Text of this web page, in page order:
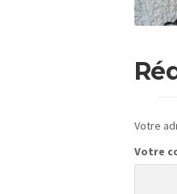
Votre
Votre